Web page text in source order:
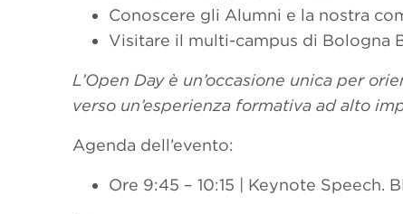
Conoscere gli Alumni e la nostra
Visitare il multi-campus di Bologna
L’Open Day è un’occasione unica per
verso un’esperienza formativa ad alto
Agenda dell’evento:
Ore 9:45 – 10:15 | Keynote Speech.